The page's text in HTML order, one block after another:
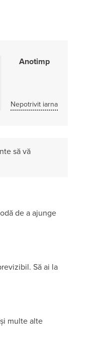
Anotimp
Nepotrivit iarna
să vă
de a ajunge
Să ai la
multe alte